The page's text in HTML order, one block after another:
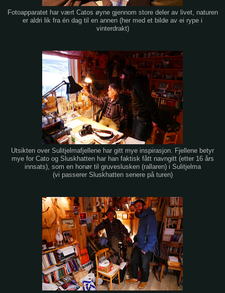
Fotoapparatet har vært Catos øyne gjennom store deler av livet, naturen
er aldri lik fra én dag til en annen (her med et bilde av ei rype i
vinterdrakt)
Utsikten over Sulitjelmafjellene har gitt mye inspirasjon. Fjellene betyr
mye for Cato og Sluskhatten har han faktisk fått navngitt (etter 16 års
innsats), som en honør til gruveslusken (rallaren) i Sulitjelma
(vi passerer Sluskhatten senere på turen)